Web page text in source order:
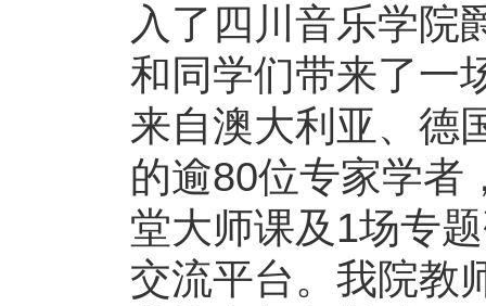
入了四川音乐学院
和同学们带来了一
来自澳大利亚、德
的逾80位专家学者
堂大师课及1场专
交流平台。我院教